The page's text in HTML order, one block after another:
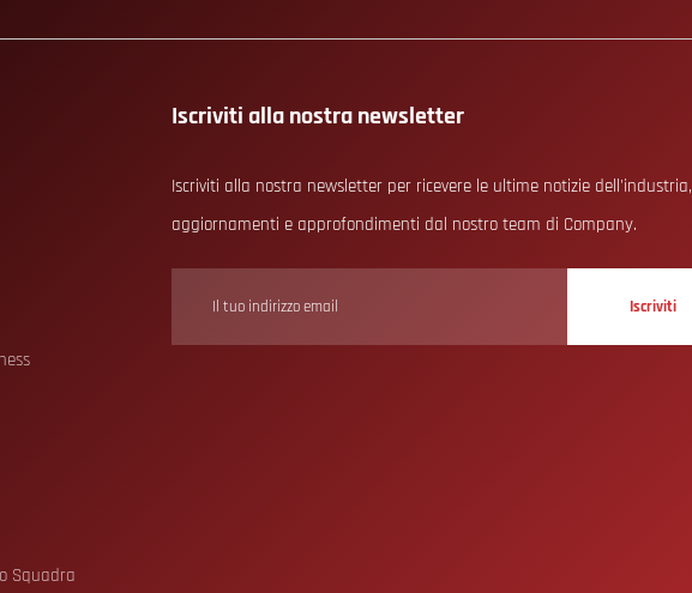
Squadra
Iscriviti alla nostra newsletter
Iscriviti alla nostra newsletter per ricevere le ultime notizie dell'industria,
aggiornamenti e approfondimenti dal nostro team di Company.
Iscriviti